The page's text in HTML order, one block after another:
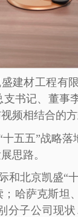
建材工程有
书记、董事
频相结合的方
五五”战略
思路。
和北京凯盛“
哈萨克斯
分子公司现